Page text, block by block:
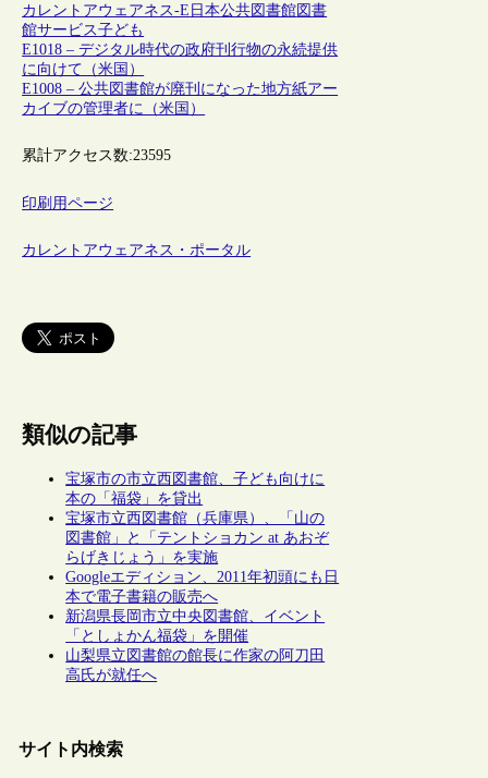
カレントアウェアネス-E 日本公共図書館図書
館サービス子ども
E1018 – デジタル時代の政府刊行物の永続提供
に向けて（米国）
E1008 – 公共図書館が廃刊になった地方紙アー
カイブの管理者に（米国）
累計アクセス数:23595
印刷用ページ
カレントアウェアネス・ポータル
類似の記事
宝塚市の市立西図書館、子ども向けに
本の「福袋」を貸出
宝塚市立西図書館（兵庫県）、「山の
図書館」と「テントショカン at あおぞ
らげきじょう」を実施
Googleエディション、2011年初頭にも日
本で電子書籍の販売へ
新潟県長岡市立中央図書館、イベント
「としょかん福袋」を開催
山梨県立図書館の館長に作家の阿刀田
高氏が就任へ
サイト内検索